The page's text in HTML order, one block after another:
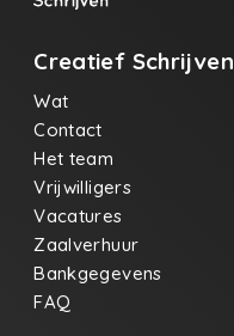
Creatief Schrijven
Wat
Contact
Het team
Vrijwilligers
Vacatures
Zaalverhuur
Bankgegevens
FAQ